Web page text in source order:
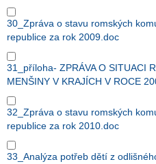
30_Zpráva o stavu romských
republice za rok 2009.doc
31_příloha- ZPRÁVA O SITUACI
MENŠINY V KRAJÍCH V ROCE
32_Zpráva o stavu romských
republice za rok 2010.doc
33_Analýza potřeb dětí z